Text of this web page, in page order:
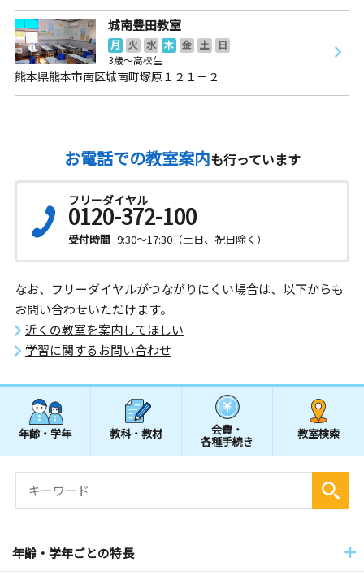
城南豊田教室
月 火 水 木 金 土
日
3歳～高校生
熊本県熊本市南区城南町塚原１２１－２
お電話での教室案内も行っています
フリーダイヤル
0120-372-100
受付時間 9:30～17:30（土日、祝日除く）
なお、フリーダイヤルがつながりにくい場合は、以下からも
お問い合わせいただけます。
近くの教室を案内してほしい
学習に関するお問い合わせ
年齢・学年 教科・教材 会費・
各種手続き
教室検索
年齢・学年ごとの特長